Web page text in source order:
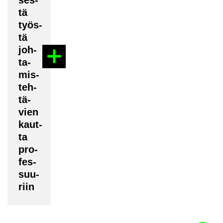
tä
työs­
tä
joh­
ta­
mis­
teh­
tä­
vien
kaut­
ta
pro­
fes­
suu­
riin